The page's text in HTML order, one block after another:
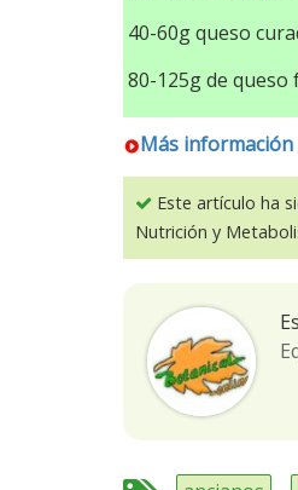
40-60g queso
80-125g de
Más información
Este artículo ha
Nutrición y